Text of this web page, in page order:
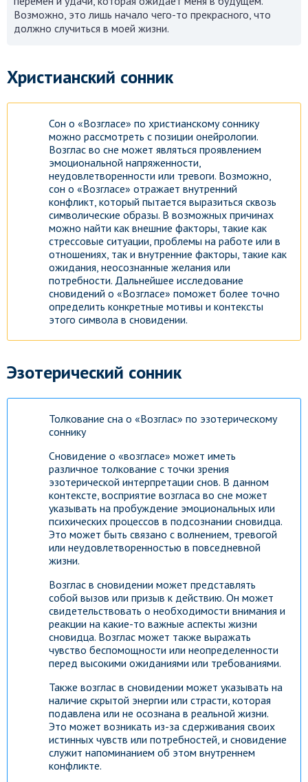
Посмотреть
Возможно, это лишь начало чего-то прекрасного, что
должно случиться в моей жизни.
Христианский сонник
Сон о «Возгласе» по христианскому соннику
можно рассмотреть с позиции онейрологии.
Возглас во сне может являться проявлением
эмоциональной напряженности,
неудовлетворенности или тревоги. Возможно,
сон о «Возгласе» отражает внутренний
конфликт, который пытается выразиться сквозь
символические образы. В возможных причинах
можно найти как внешние факторы, такие как
стрессовые ситуации, проблемы на работе или в
отношениях, так и внутренние факторы, такие как
ожидания, неосознанные желания или
потребности. Дальнейшее исследование
сновидений о «Возгласе» поможет более точно
определить конкретные мотивы и контексты
этого символа в сновидении.
Эзотерический сонник
Толкование сна о «Возглас» по эзотерическому
соннику
Сновидение о «возгласе» может иметь
различное толкование с точки зрения
эзотерической интерпретации снов. В данном
контексте, восприятие возгласа во сне может
указывать на пробуждение эмоциональных или
психических процессов в подсознании сновидца.
Это может быть связано с волнением, тревогой
или неудовлетворенностью в повседневной
жизни.
Возглас в сновидении может представлять
собой вызов или призыв к действию. Он может
свидетельствовать о необходимости внимания и
реакции на какие-то важные аспекты жизни
сновидца. Возглас может также выражать
чувство беспомощности или неопределенности
перед высокими ожиданиями или требованиями.
Также возглас в сновидении может указывать на
наличие скрытой энергии или страсти, которая
подавлена или не осознана в реальной жизни.
Это может возникать из-за сдерживания своих
истинных чувств или потребностей, и сновидение
служит напоминанием об этом внутреннем
конфликте.